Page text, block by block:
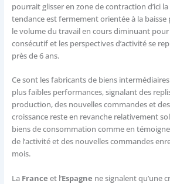
pourrait glisser en zone de contraction d’ici la
tendance est fermement orientée à la
le volume du travail en cours diminuant pour
consécutif et les perspectives d’activité se
près de 6 ans.
Ce sont les fabricants de biens
plus faibles performances, signalant des
production, des nouvelles commandes et
croissance reste en revanche relativement
biens de consommation comme en
de l’activité et des nouvelles commandes
mois.
La France et l’Espagne ne signalent qu’une